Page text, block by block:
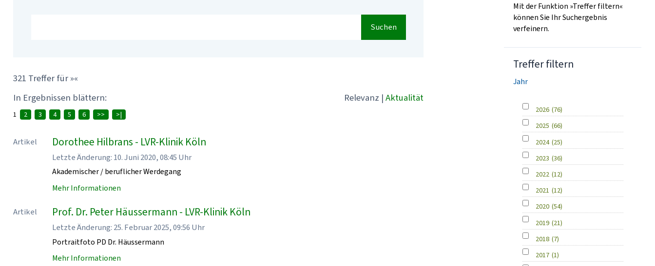
Suchen
321 Treffer für »«
In Ergebnissen blättern:
Relevanz | Aktualität
1 2 3 4 5 6 >> >|
Artikel Dorothee Hilbrans - LVR-Klinik Köln
Letzte Änderung: 10. Juni 2020, 08:45 Uhr
Akademischer / beruflicher Werdegang
Mehr Informationen
Artikel Prof. Dr. Peter Häussermann - LVR-Klinik Köln
Letzte Änderung: 25. Februar 2025, 09:56 Uhr
Portraitfoto PD Dr. Häussermann
Mehr Informationen
Mit der Funktion »Treffer filtern«
können Sie Ihr Suchergebnis
verfeinern.
Treffer filtern
Jahr
2026 (76)
2025 (66)
2024 (25)
2023 (36)
2022 (12)
2021 (12)
2020 (54)
2019 (21)
2018 (7)
2017 (1)